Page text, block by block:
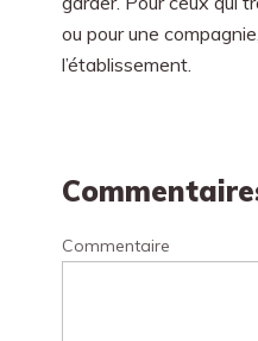
ou pour une
l’établissement.
Commentaire